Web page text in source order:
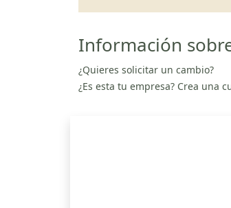
Información
¿Quieres solicitar un cambio?
¿Es esta tu empresa? Crea una